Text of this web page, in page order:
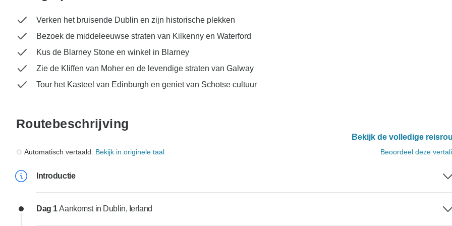
Verken het bruisende Dublin en zijn historische plekken
Bezoek de middeleeuwse straten van Kilkenny en Waterford
Kus de Blarney Stone en winkel in Blarney
Zie de Kliffen van Moher en de levendige straten van Galway
Tour het Kasteel van Edinburgh en geniet van Schotse cultuur
Routebeschrijving
Bekijk de volledige
Automatisch vertaald. Bekijk in originele taal Beoordeel deze
Introductie
Dag 1Aankomst in Dublin, Ierland